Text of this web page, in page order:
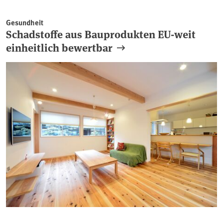
Gesundheit
Schadstoffe aus Bauprodukten EU-weit
einheitlich bewertbar